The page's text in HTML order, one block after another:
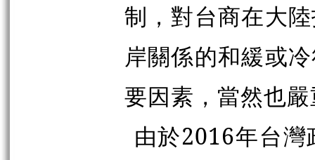
制，對台商在大
岸關係的和緩或
要因素，當然也
由於2016年台